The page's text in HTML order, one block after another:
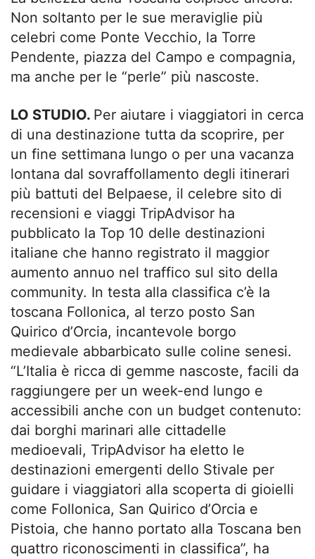
Non soltanto per le sue meraviglie più
celebri come Ponte Vecchio, la Torre
Pendente, piazza del Campo e compagnia,
ma anche per le “perle” più nascoste.
LO STUDIO. Per aiutare i viaggiatori in cerca
di una destinazione tutta da scoprire, per
un fine settimana lungo o per una vacanza
lontana dal sovraffollamento degli itinerari
più battuti del Belpaese, il celebre sito di
recensioni e viaggi TripAdvisor ha
pubblicato la Top 10 delle destinazioni
italiane che hanno registrato il maggior
aumento annuo nel traffico sul sito della
community. In testa alla classifica c’è la
toscana Follonica, al terzo posto San
Quirico d’Orcia, incantevole borgo
medievale abbarbicato sulle coline senesi.
“L’Italia è ricca di gemme nascoste, facili da
raggiungere per un week-end lungo e
accessibili anche con un budget contenuto:
dai borghi marinari alle cittadelle
medioevali, TripAdvisor ha eletto le
destinazioni emergenti dello Stivale per
guidare i viaggiatori alla scoperta di gioielli
come Follonica, San Quirico d’Orcia e
Pistoia, che hanno portato alla Toscana ben
quattro riconoscimenti in classifica”, ha